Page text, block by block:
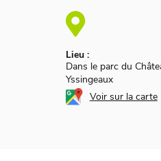
Lieu :
Dans le parc du
Yssingeaux
Voir sur la carte